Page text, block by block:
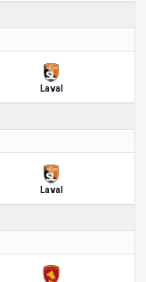
Laval
Laval